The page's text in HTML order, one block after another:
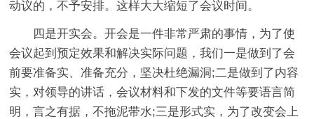
动议的，不予安排。这样大大缩短了会议时间。
四是开实会。开会是一件非常严肃的事情，为了使
会议起到预定效果和解决实际问题，我们一是做到了会
前要准备实、准备充分，坚决杜绝漏洞;二是做到了内容
实，对领导的讲话，会议材料和下发的文件等要语言简
明，言之有据，不拖泥带水;三是形式实，为了改变会上